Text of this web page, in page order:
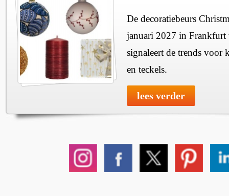
De decoratiebeurs
januari 2027 in Frankfurt
signaleert de trends voor
en teckels.
lees verder